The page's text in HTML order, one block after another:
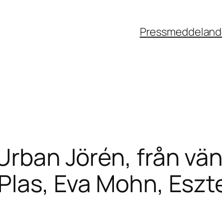
Jörén, från
Eva Mohn,